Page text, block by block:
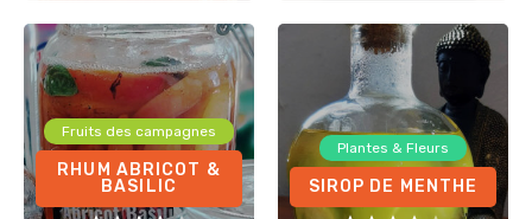
Fruits des campagnes
RHUM ABRICOT &
BASILIC
Plantes & Fleurs
SIROP DE MENTHE